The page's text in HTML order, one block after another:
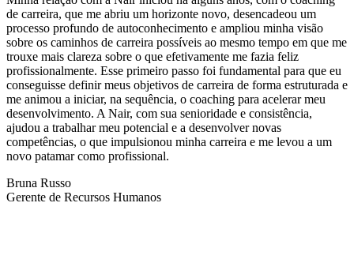
de carreira, que me abriu um horizonte novo, desencadeou um
processo profundo de autoconhecimento e ampliou minha visão
sobre os caminhos de carreira possíveis ao mesmo tempo em que me
trouxe mais clareza sobre o que efetivamente me fazia feliz
profissionalmente. Esse primeiro passo foi fundamental para que eu
conseguisse definir meus objetivos de carreira de forma estruturada e
me animou a iniciar, na sequência, o coaching para acelerar meu
desenvolvimento. A Nair, com sua senioridade e consistência,
ajudou a trabalhar meu potencial e a desenvolver novas
competências, o que impulsionou minha carreira e me levou a um
novo patamar como profissional.
Bruna Russo
Gerente de Recursos Humanos